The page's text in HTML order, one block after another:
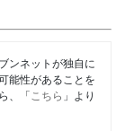
ンネットが独自に
能性があることを
、「 こちら 」より